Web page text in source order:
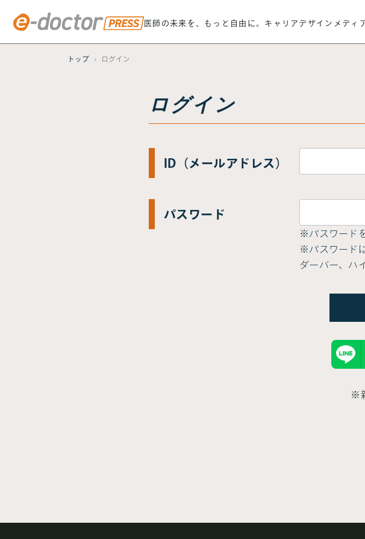
医師の未来を、もっと自由に。 キャリアデザインメディ
トップ ログイン
ログイン
ID（メールアドレス）
パスワード
※パスワード
※パスワード
ダーバー、ハ
※